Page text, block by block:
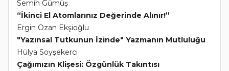
Semih Gümüş
“İkinci El Atomlarınız Değerinde Alınır!”
Ergin Ozan Ekşioğlu
"Yazınsal Tutkunun İzinde" Yazmanın Mutluluğu
Hülya Soyşekerci
Çağımızın Klişesi: Özgünlük Takıntısı